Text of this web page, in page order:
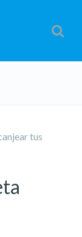
tus